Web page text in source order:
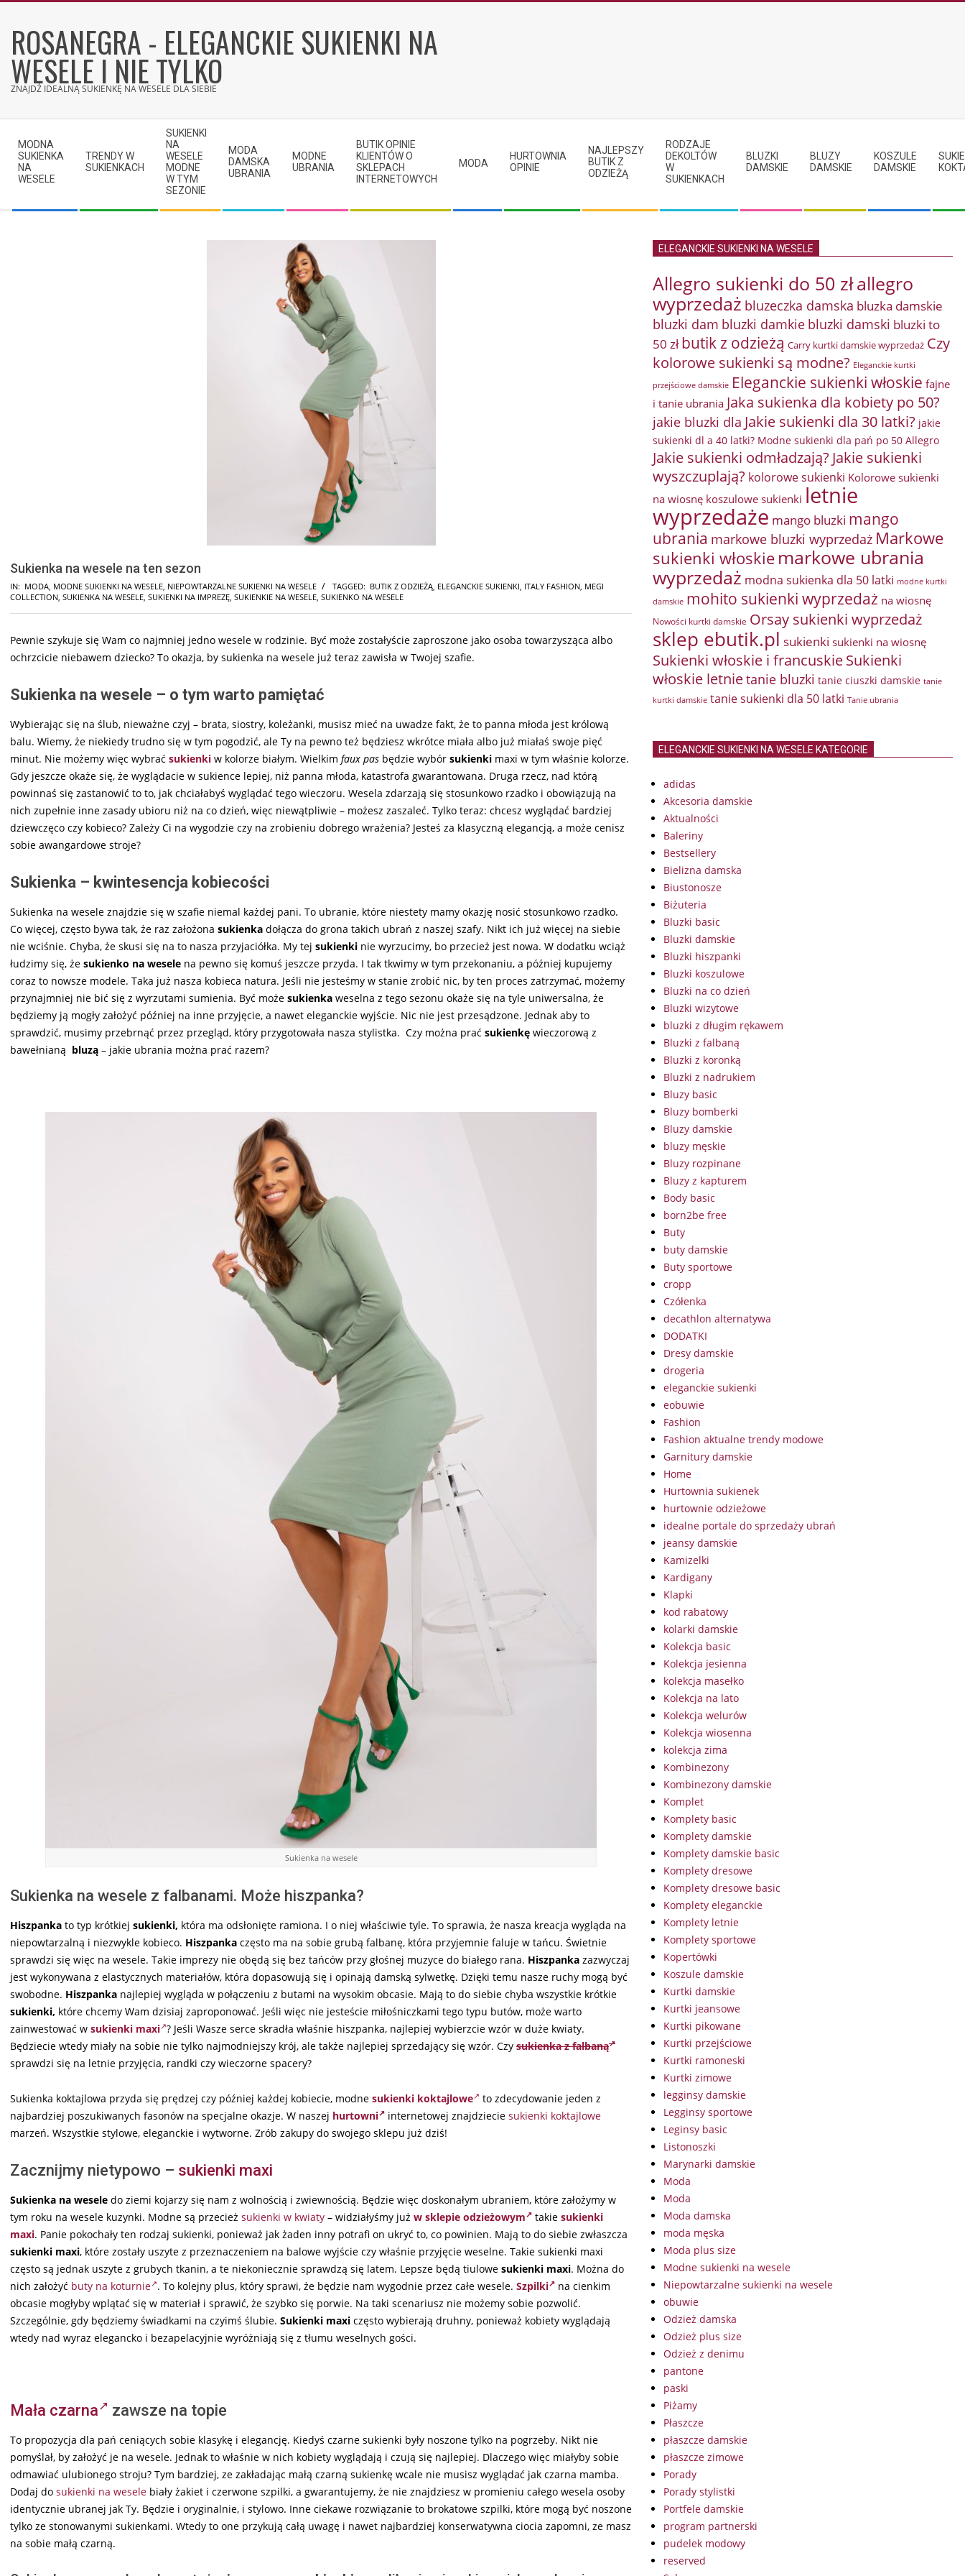
contentROSANEGRA - ELEGANCKIE SUKIENKI NA
WESELE I NIE TYLKO
ZNAJDŹ IDEALNĄ SUKIENKĘ NA WESELE DLA SIEBIE
Navigation
Menu
MODNA
SUKIENKA
NA
WESELE
TRENDY W
SUKIENKACH
SUKIENKI
NA
WESELE
MODNE
W TYM
SEZONIE
MODA
DAMSKA
UBRANIA
MODNE
UBRANIA
BUTIK OPINIE
KLIENTÓW O
SKLEPACH
INTERNETOWYCH
MODA
HURTOWNIA
OPINIE
NAJLEPSZY
BUTIK Z
ODZIEŻĄ
RODZAJE
DEKOLTÓW
W
SUKIENKACH
BLUZKI
DAMSKIE
BLUZY
DAMSKIE
KOSZULE
DAMSKIE
Sukienka na wesele na ten sezon
IN: MODA, MODNE SUKIENKI NA WESELE, NIEPOWTARZALNE SUKIENKI NA WESELE TAGGED: BUTIK Z ODZIEŻĄ, ELEGANCKIE SUKIENKI, ITALY FASHION, MEGI
COLLECTION, SUKIENKA NA WESELE, SUKIENKI NA IMPREZĘ, SUKIENKIE NA WESELE, SUKIENKO NA WESELE
Pewnie szykuje się Wam co najmniej jedno wesele w rodzinie. Być może zostałyście zaproszone jako osoba towarzysząca albo
ochrzcicie niebawem dziecko? To okazja, by sukienka na wesele już teraz zawisła w Twojej szafie.
Sukienka na wesele – o tym warto pamiętać
Wybierając się na ślub, nieważne czyj – brata, siostry, koleżanki, musisz mieć na uwadze fakt, że to panna młoda jest królową
balu. Wiemy, że niekiedy trudno się w tym pogodzić, ale Ty na pewno też będziesz wkrótce miała albo już miałaś swoje pięć
minut. Nie możemy więc wybrać sukienki w kolorze białym. Wielkim faux pas będzie wybór sukienki maxi w tym właśnie kolorze.
Gdy jeszcze okaże się, że wyglądacie w sukience lepiej, niż panna młoda, katastrofa gwarantowana. Druga rzecz, nad którą
powinnaś się zastanowić to to, jak chciałabyś wyglądać tego wieczoru. Wesela zdarzają się stosunkowo rzadko i obowiązują na
nich zupełnie inne zasady ubioru niż na co dzień, więc niewątpliwie – możesz zaszaleć. Tylko teraz: chcesz wyglądać bardziej
dziewczęco czy kobieco? Zależy Ci na wygodzie czy na zrobieniu dobrego wrażenia? Jesteś za klasyczną elegancją, a może cenisz
sobie awangardowe stroje?
Sukienka – kwintesencja kobiecości
Sukienka na wesele znajdzie się w szafie niemal każdej pani. To ubranie, które niestety mamy okazję nosić stosunkowo rzadko.
Co więcej, często bywa tak, że raz założona sukienka dołącza do grona takich ubrań z naszej szafy. Nikt ich już więcej na siebie
nie wciśnie. Chyba, że skusi się na to nasza przyjaciółka. My tej sukienki nie wyrzucimy, bo przecież jest nowa. W dodatku wciąż
łudzimy się, że sukienko na wesele na pewno się komuś jeszcze przyda. I tak tkwimy w tym przekonaniu, a później kupujemy
coraz to nowsze modele. Taka już nasza kobieca natura. Jeśli nie jesteśmy w stanie zrobić nic, by ten proces zatrzymać, możemy
przynajmniej nie bić się z wyrzutami sumienia. Być może sukienka weselna z tego sezonu okaże się na tyle uniwersalna, że
będziemy ją mogły założyć później na inne przyjęcie, a nawet eleganckie wyjście. Nic nie jest przesądzone. Jednak aby to
sprawdzić, musimy przebrnąć przez przegląd, który przygotowała nasza stylistka. Czy można prać sukienkę wieczorową z
bawełnianą bluzą – jakie ubrania można prać razem?
Sukienka na wesele
Sukienka na wesele z falbanami. Może hiszpanka?
Hiszpanka to typ krótkiej sukienki, która ma odsłonięte ramiona. I o niej właściwie tyle. To sprawia, że nasza kreacja wygląda na
niepowtarzalną i niezwykle kobieco. Hiszpanka często ma na sobie grubą falbanę, która przyjemnie faluje w tańcu. Świetnie
sprawdzi się więc na wesele. Takie imprezy nie obędą się bez tańców przy głośnej muzyce do białego rana. Hiszpanka zazwyczaj
jest wykonywana z elastycznych materiałów, która dopasowują się i opinają damską sylwetkę. Dzięki temu nasze ruchy mogą być
swobodne. Hiszpanka najlepiej wygląda w połączeniu z butami na wysokim obcasie. Mają to do siebie chyba wszystkie krótkie
sukienki, które chcemy Wam dzisiaj zaproponować. Jeśli więc nie jesteście miłośniczkami tego typu butów, może warto
zainwestować w sukienki maxi ? Jeśli Wasze serce skradła właśnie hiszpanka, najlepiej wybierzcie wzór w duże kwiaty.
Będziecie wtedy miały na sobie nie tylko najmodniejszy krój, ale także najlepiej sprzedający się wzór. Czy sukienka z falbaną
sprawdzi się na letnie przyjęcia, randki czy wieczorne spacery?
Sukienka koktajlowa przyda się prędzej czy później każdej kobiecie, modne sukienki koktajlowe
to zdecydowanie jeden z
najbardziej poszukiwanych fasonów na specjalne okazje. W naszej hurtowni internetowej znajdziecie sukienki koktajlowe
marzeń. Wszystkie stylowe, eleganckie i wytworne. Zrób zakupy do swojego sklepu już dziś!
Zacznijmy nietypowo – sukienki maxi
Sukienka na wesele do ziemi kojarzy się nam z wolnością i zwiewnością. Będzie więc doskonałym ubraniem, które założymy w
tym roku na wesele kuzynki. Modne są przecież sukienki w kwiaty – widziałyśmy już w sklepie odzieżowym takie sukienki
maxi. Panie pokochały ten rodzaj sukienki, ponieważ jak żaden inny potrafi on ukryć to, co powinien. Mają to do siebie zwłaszcza
sukienki maxi, które zostały uszyte z przeznaczeniem na balowe wyjście czy właśnie przyjęcie weselne. Takie sukienki maxi
często są jednak uszyte z grubych tkanin, a te niekoniecznie sprawdzą się latem. Lepsze będą tiulowe sukienki maxi. Można do
nich założyć buty na koturnie . To kolejny plus, który sprawi, że będzie nam wygodnie przez całe wesele. Szpilki
na cienkim
obcasie mogłyby wplątać się w materiał i sprawić, że szybko się porwie. Na taki scenariusz nie możemy sobie pozwolić.
Szczególnie, gdy będziemy świadkami na czyimś ślubie. Sukienki maxi często wybierają druhny, ponieważ kobiety wyglądają
wtedy nad wyraz elegancko i bezapelacyjnie wyróżniają się z tłumu weselnych gości.
Mała czarna zawsze na topie
To propozycja dla pań ceniących sobie klasykę i elegancję. Kiedyś czarne sukienki były noszone tylko na pogrzeby. Nikt nie
pomyślał, by założyć je na wesele. Jednak to właśnie w nich kobiety wyglądają i czują się najlepiej. Dlaczego więc miałyby sobie
odmawiać ulubionego stroju? Tym bardziej, ze zakładając małą czarną sukienkę wcale nie musisz wyglądać jak czarna mamba.
Dodaj do sukienki na wesele biały żakiet i czerwone szpilki, a gwarantujemy, że nie znajdziesz w promieniu całego wesela osoby
identycznie ubranej jak Ty. Będzie i oryginalnie, i stylowo. Inne ciekawe rozwiązanie to brokatowe szpilki, które mogą być noszone
tylko ze stonowanymi sukienkami. Wtedy to one przykują całą uwagę i nawet najbardziej konserwatywna ciocia zapomni, ze masz
na sobie małą czarną.
ELEGANCKIE SUKIENKI NA WESELE
Allegro sukienki do 50 złallegro
wyprzedaż bluzeczka damska bluzka damskie
bluzki dam bluzki damkie bluzki damski bluzki to
50 zł butik z odzieżą Carry kurtki damskie wyprzedaż Czy
kolorowe sukienki są modne? Eleganckie kurtki
przejściowe damskie Eleganckie sukienki włoskie fajne
i tanie ubrania Jaka sukienka dla kobiety po 50?
jakie bluzki dla Jakie sukienki dla 30 latki? jakie
sukienki dl a 40 latki? Modne sukienki dla pań po 50 Allegro
Jakie sukienki odmładzają? Jakie sukienki
wyszczuplają? kolorowe sukienki Kolorowe sukienki
na wiosnę koszulowe sukienki letnie
wyprzedaże mango bluzki mango
ubrania markowe bluzki wyprzedaż Markowe
sukienki włoskie markowe ubrania
wyprzedaż modna sukienka dla 50 latki modne kurtki
damskie mohito sukienki wyprzedaż na wiosnę
Nowości kurtki damskie Orsay sukienki wyprzedaż
sklep ebutik.pl sukienki sukienki na wiosnę
Sukienki włoskie i francuskieSukienki
włoskie letnietanie bluzki tanie ciuszki damskie tanie
kurtki damskie tanie sukienki dla 50 latki Tanie ubrania
ELEGANCKIE SUKIENKI NA WESELE KATEGORIE
adidas
Akcesoria damskie
Aktualności
Baleriny
Bestsellery
Bielizna damska
Biustonosze
Biżuteria
Bluzki basic
Bluzki damskie
Bluzki hiszpanki
Bluzki koszulowe
Bluzki na co dzień
Bluzki wizytowe
bluzki z długim rękawem
Bluzki z falbaną
Bluzki z koronką
Bluzki z nadrukiem
Bluzy basic
Bluzy bomberki
Bluzy damskie
bluzy męskie
Bluzy rozpinane
Bluzy z kapturem
Body basic
born2be free
Buty
buty damskie
Buty sportowe
cropp
Czółenka
decathlon alternatywa
DODATKI
Dresy damskie
drogeria
eleganckie sukienki
eobuwie
Fashion
Fashion aktualne trendy modowe
Garnitury damskie
Home
Hurtownia sukienek
hurtownie odzieżowe
idealne portale do sprzedaży ubrań
jeansy damskie
Kamizelki
Kardigany
Klapki
kod rabatowy
kolarki damskie
Kolekcja basic
Kolekcja jesienna
kolekcja masełko
Kolekcja na lato
Kolekcja welurów
Kolekcja wiosenna
kolekcja zima
Kombinezony
Kombinezony damskie
Komplet
Komplety basic
Komplety damskie
Komplety damskie basic
Komplety dresowe
Komplety dresowe basic
Komplety eleganckie
Komplety letnie
Komplety sportowe
Kopertówki
Koszule damskie
Kurtki damskie
Kurtki jeansowe
Kurtki pikowane
Kurtki przejściowe
Kurtki ramoneski
Kurtki zimowe
legginsy damskie
Legginsy sportowe
Leginsy basic
Listonoszki
Marynarki damskie
Moda
Moda
Moda damska
moda męska
Moda plus size
Modne sukienki na wesele
Niepowtarzalne sukienki na wesele
obuwie
Odzież damska
Odzież plus size
Odzież z denimu
pantone
paski
Piżamy
Płaszcze
płaszcze damskie
płaszcze zimowe
Porady
Porady stylistki
Portfele damskie
program partnerski
pudelek modowy
reserved